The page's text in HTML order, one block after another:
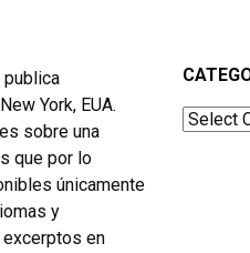
publica
York, EUA.
sobre una
que por lo
únicamente
y
en